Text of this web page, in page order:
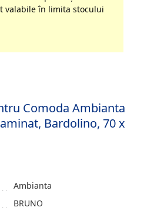
valabile în limita stocului
Comoda Ambianta
Bardolino, 70 x
Ambianta
BRUNO